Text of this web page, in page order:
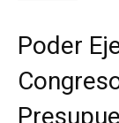
Poder